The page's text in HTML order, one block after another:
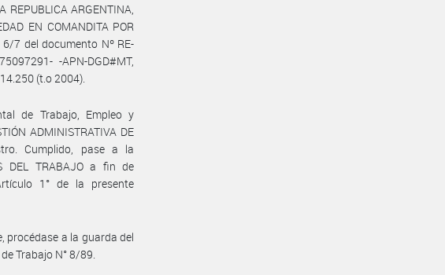
REPUBLICA ARGENTINA,
EN COMANDITA POR
7 del documento Nº RE-
-APN-DGD#MT,
(t.o 2004).
de Trabajo, Empleo y
ADMINISTRATIVA DE
Cumplido, pase a la
DEL TRABAJO a fin de
1° de la presente
procédase a la guarda del
Trabajo N° 8/89.